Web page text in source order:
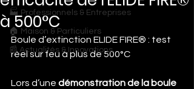
🏭 Professionnels & Entreprises
🏠 Maison & Particuliers
📰 Actualités & Innovations
à 500°C
Boule d’extinction ELIDE FIRE® : test
réel sur feu à plus de 500°C
Lors d’une démonstration de la boule